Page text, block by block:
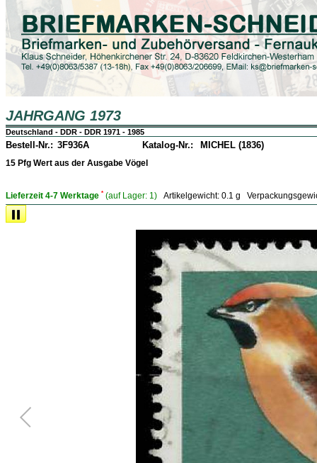
JAHRGANG 1973
Deutschland - DDR - DDR 1971 - 1985
Bestell-Nr.: 3F936A Katalog-Nr.: MICHEL (1836)
15 Pfg Wert aus der Ausgabe Vögel
Lieferzeit 4-7 Werktage * (auf Lager: 1) Artikelgewicht: 0.1 g